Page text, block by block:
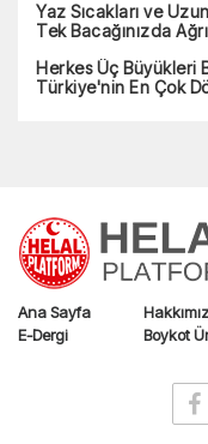
Yaz Sıcakları ve
Tek Bacağınızda
Herkes Üç Büyükleri
Türkiye'nin En Çok
Ana Sayfa
E-Dergi
Boykot